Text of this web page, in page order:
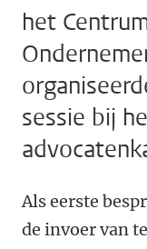
het
sessie bij
Als eerste
de invoer van